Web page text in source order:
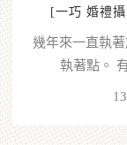
[一巧 婚禮
幾年來一直執
執著點。